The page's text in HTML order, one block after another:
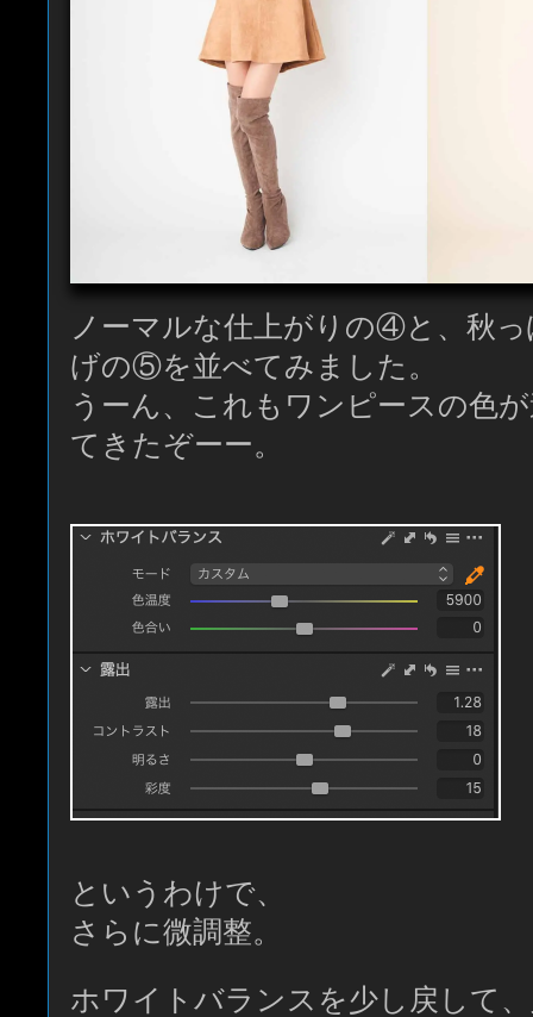
ノーマルな仕上がりの④と、秋
げの⑤を並べてみました。
うーん、これもワンピースの色
てきたぞーー。
というわけで、
さらに微調整。
ホワイトバランスを少し戻して